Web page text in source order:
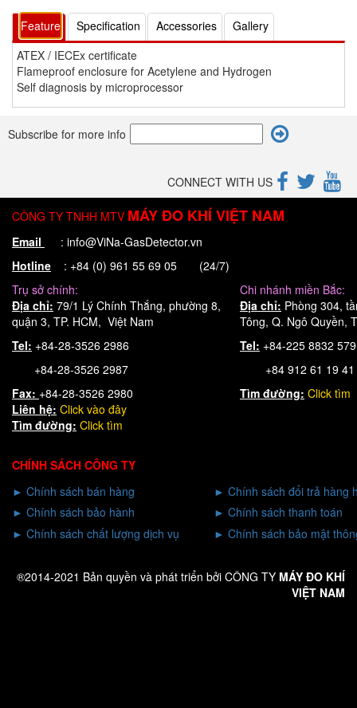
Feature Specification Accessories
Gallery
ATEX / IECEx certificate
Flameproof enclosure for Acetylene and Hydrogen
Self diagnosis by microprocessor
Subscribe for more info
CONNECT WITH US
CÔNG TY TNHH MTV MÁY ĐO KHÍ VIỆT NAM
Email
: info@ViNa-GasDetector.vn
Hotline : +84 (0) 961 55 69 05 (24/7)
Trụ sở chính:
Chi nhánh miền Bắc:
Địa chỉ: 79/1 Lý Chính Thắng, phường 8,
quận 3, TP. HCM, Việt Nam
Địa chỉ: Phòng 304,
Tông, Q. Ngô Quyền,
Tel: +84-28-3526 2986
+84-28-3526 2987
Tel: +84-225 8832
+84 912 61 19 41
Fax: +84-28-3526 2980 Tìm đường: Click tìm
Liên hệ: Click vào đây
Tìm đường: Click tìm
CHÍNH SÁCH CÔNG TY
► Chính sách bán hàng ► Chính sách đổi trả hàng
► Chính sách bảo hành ► Chính sách thanh toán
► Chính sách chất lượng dịch vụ ► Chính sách bảo mật
®2014-2021 Bản quyền và phát triển bởi CÔNG TY MÁY ĐO KHÍ
VIỆT NAM